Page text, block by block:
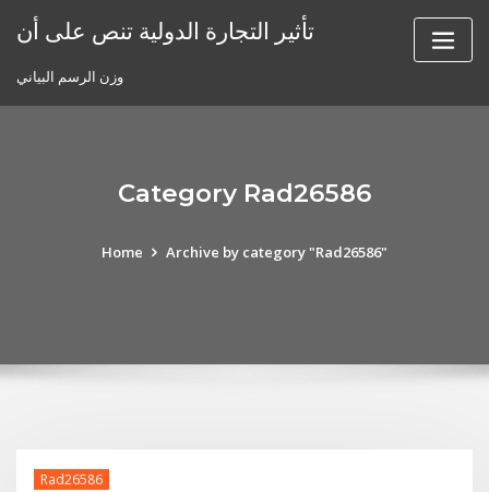
تأثير التجارة الدولية تنص على أن
وزن الرسم البياني
Category Rad26586
Home Archive by category "Rad26586"
Rad26586